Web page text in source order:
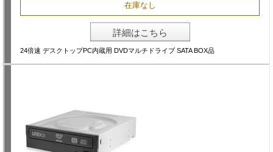
在庫なし
詳細はこちら
24倍速 デスクトップPC内蔵用 DVDマルチドライブ SATA BOX品